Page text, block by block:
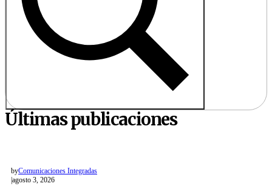
Últimas publicaciones
byComunicaciones Integradas
agosto 3, 2026